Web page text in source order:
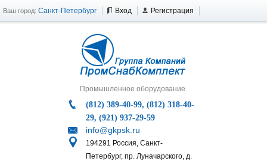
Ваш город: Санкт-Петербург Вход Регистрация
Промышленное оборудование
(812) 389-40-99, (812) 318-40-
29, (921) 937-29-59
info@gkpsk.ru
194291 Россия, Санкт-
Петербург, пр. Луначарского, д.